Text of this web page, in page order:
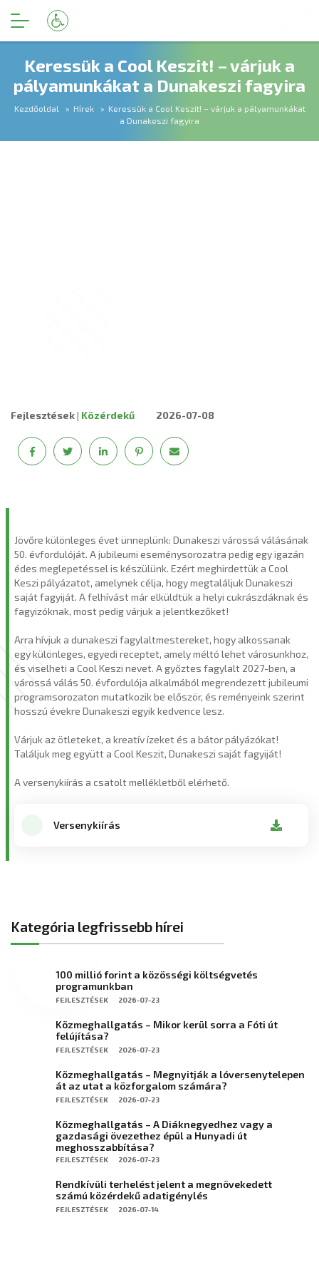
Keressük a Cool Keszit! – várjuk a
pályamunkákat a Dunakeszi fagyira
Kezdőoldal Hírek
Keressük a Cool Keszit! – várjuk a pályamunkákat
a Dunakeszi fagyira
Fejlesztések| Közérdekű 2026-07-08
Jövőre különleges évet ünneplünk: Dunakeszi várossá válásának
50. évfordulóját. A jubileumi eseménysorozatra pedig egy igazán
édes meglepetéssel is készülünk. Ezért meghirdettük a Cool
Keszi pályázatot, amelynek célja, hogy megtaláljuk Dunakeszi
saját fagyiját. A felhívást már elküldtük a helyi cukrászdáknak és
fagyizóknak, most pedig várjuk a jelentkezőket!
Arra hívjuk a dunakeszi fagylaltmestereket, hogy alkossanak
egy különleges, egyedi receptet, amely méltó lehet városunkhoz,
és viselheti a Cool Keszi nevet. A győztes fagylalt 2027-ben, a
várossá válás 50. évfordulója alkalmából megrendezett jubileumi
programsorozaton mutatkozik be először, és reményeink szerint
hosszú évekre Dunakeszi egyik kedvence lesz.
Várjuk az ötleteket, a kreatív ízeket és a bátor pályázókat!
Találjuk meg együtt a Cool Keszit, Dunakeszi saját fagyiját!
A versenykiírás a csatolt mellékletből elérhető.
Versenykiírás
Kategória legfrissebb hírei
100 millió forint a közösségi költségvetés
programunkban
FEJLESZTÉSEK 2026-07-23
Közmeghallgatás – Mikor kerül sorra a Fóti út
felújítása?
FEJLESZTÉSEK 2026-07-23
Közmeghallgatás – Megnyitják a lóversenytelepen
át az utat a közforgalom számára?
FEJLESZTÉSEK 2026-07-23
Közmeghallgatás – A Diáknegyedhez vagy a
gazdasági övezethez épül a Hunyadi út
meghosszabbítása?
FEJLESZTÉSEK 2026-07-23
Rendkívüli terhelést jelent a megnövekedett
számú közérdekű adatigénylés
FEJLESZTÉSEK 2026-07-14